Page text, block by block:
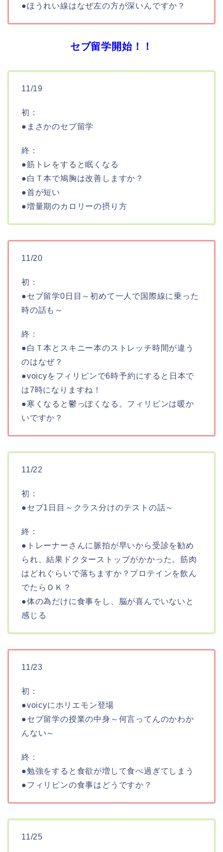
●ほうれい線はなぜ左の方が深いんですか？
セブ留学開始！！
11/19
初：
●まさかのセブ留学
終：
●筋トレをすると眠くなる
●白Ｔ本で鳩胸は改善しますか？
●首が短い
●増量期のカロリーの摂り方
11/20
初：
●セブ留学0日目～初めて一人で国際線に乗った
時の話も～
終：
●白Ｔ本とスキニー本のストレッチ時間が違う
のはなぜ？
●voicyをフィリピンで6時予約にすると日本で
は7時になりますね！
●寒くなると鬱っぽくなる。フィリピンは暖か
いですか？
11/22
初：
●セブ1日目～クラス分けのテストの話～
終：
●トレーナーさんに脈拍が早いから受診を勧め
られ、結果ドクターストップがかかった。筋肉
はどれぐらいで落ちますか？プロテインを飲ん
でたらＯＫ？
●体の為だけに食事をし、脳が喜んでいないと
感じる
11/23
初：
●voicyにホリエモン登場
●セブ留学の授業の中身～何言ってんのかわか
んない～
終：
●勉強をすると食欲が増して食べ過ぎてしまう
●フィリピンの食事はどうですか？
11/25